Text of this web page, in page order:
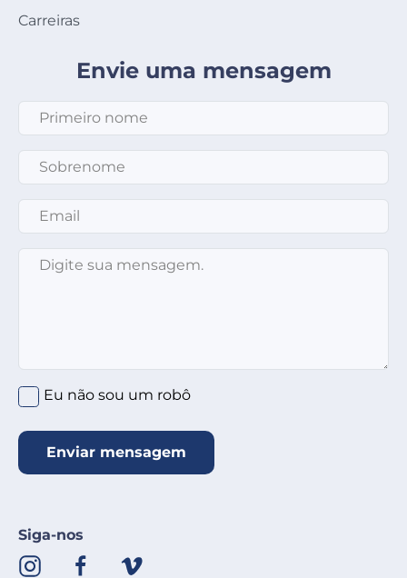
Carreiras
Envie uma mensagem
Primeiro nome
Sobrenome
Email
Mensagem
Clique no círculo abaixo *
Eu não sou um robô
Enviar mensagem
Siga-nos